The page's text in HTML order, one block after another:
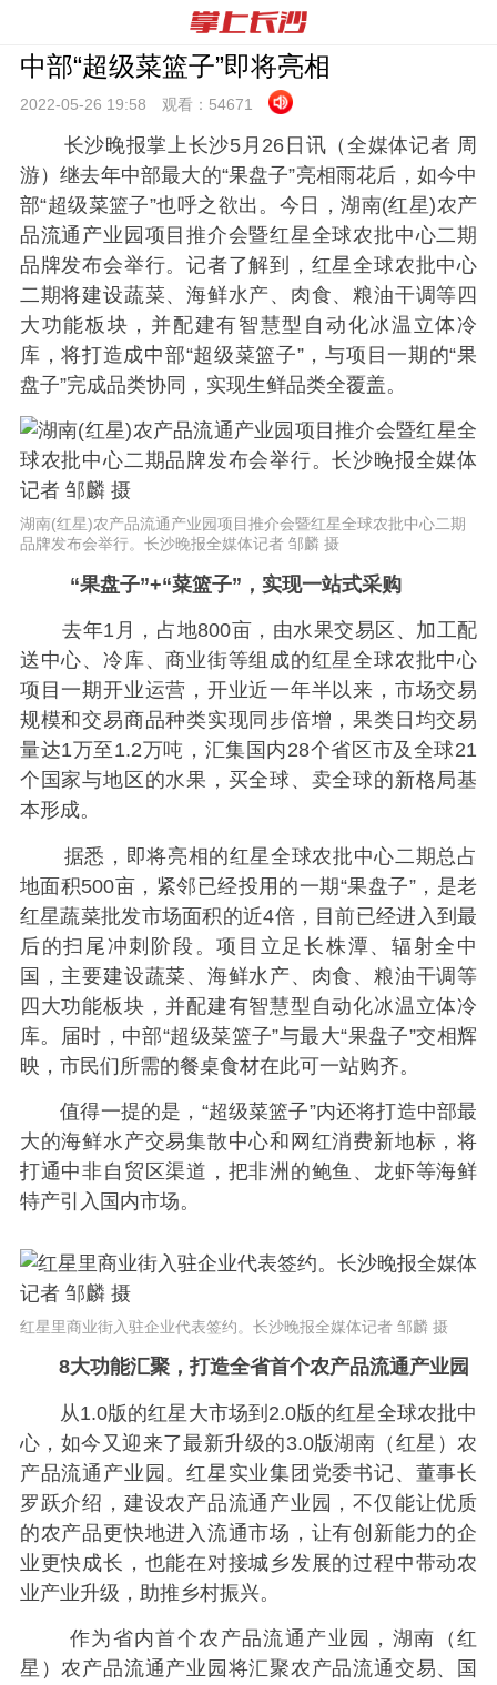
中部“超级菜篮子”即将亮相
2022-05-26 19:58 观看： 54671
长沙晚报掌上长沙5月26日讯（全媒体记者 周
游）继去年中部最大的“果盘子”亮相雨花后，如今中
部“超级菜篮子”也呼之欲出。今日，湖南(红星)农产
品流通产业园项目推介会暨红星全球农批中心二期
品牌发布会举行。记者了解到，红星全球农批中心
二期将建设蔬菜、海鲜水产、肉食、粮油干调等四
大功能板块，并配建有智慧型自动化冰温立体冷
库，将打造成中部“超级菜篮子”，与项目一期的“果
盘子”完成品类协同，实现生鲜品类全覆盖。
湖南(红星)农产品流通产业园项目推介会暨红星全球农批中心二期
品牌发布会举行。长沙晚报全媒体记者 邹麟 摄
“果盘子”+“菜篮子”，实现一站式采购
去年1月，占地800亩，由水果交易区、加工配
送中心、冷库、商业街等组成的红星全球农批中心
项目一期开业运营，开业近一年半以来，市场交易
规模和交易商品种类实现同步倍增，果类日均交易
量达1万至1.2万吨，汇集国内28个省区市及全球21
个国家与地区的水果，买全球、卖全球的新格局基
本形成。
据悉，即将亮相的红星全球农批中心二期总占
地面积500亩，紧邻已经投用的一期“果盘子”，是老
红星蔬菜批发市场面积的近4倍，目前已经进入到最
后的扫尾冲刺阶段。项目立足长株潭、辐射全中
国，主要建设蔬菜、海鲜水产、肉食、粮油干调等
四大功能板块，并配建有智慧型自动化冰温立体冷
库。届时，中部“超级菜篮子”与最大“果盘子”交相辉
映，市民们所需的餐桌食材在此可一站购齐。
值得一提的是，“超级菜篮子”内还将打造中部最
大的海鲜水产交易集散中心和网红消费新地标，将
打通中非自贸区渠道，把非洲的鲍鱼、龙虾等海鲜
特产引入国内市场。
红星里商业街入驻企业代表签约。长沙晚报全媒体记者 邹麟 摄
8大功能汇聚，打造全省首个农产品流通产业园
从1.0版的红星大市场到2.0版的红星全球农批中
心，如今又迎来了最新升级的3.0版湖南（红星）农
产品流通产业园。红星实业集团党委书记、董事长
罗跃介绍，建设农产品流通产业园，不仅能让优质
的农产品更快地进入流通市场，让有创新能力的企
业更快成长，也能在对接城乡发展的过程中带动农
业产业升级，助推乡村振兴。
作为省内首个农产品流通产业园，湖南（红
星）农产品流通产业园将汇聚农产品流通交易、国